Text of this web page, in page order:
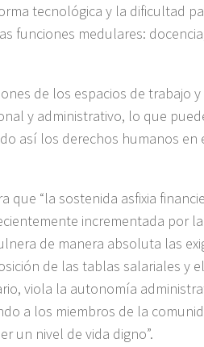
tecnológica y la dificultad
funciones medulares:
de los espacios de trabajo
y administrativo, lo que
así los derechos humanos en
que “la sostenida asfixia
incrementada por
de manera absoluta las
de las tablas salariales y
viola la autonomía
a los miembros de la
un nivel de vida digno”.